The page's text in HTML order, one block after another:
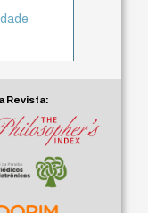
Revista: